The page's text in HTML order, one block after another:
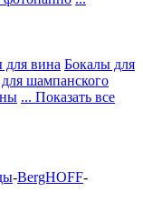
для вина Бокалы для
шампанского
... Показать все
-BergHOFF-